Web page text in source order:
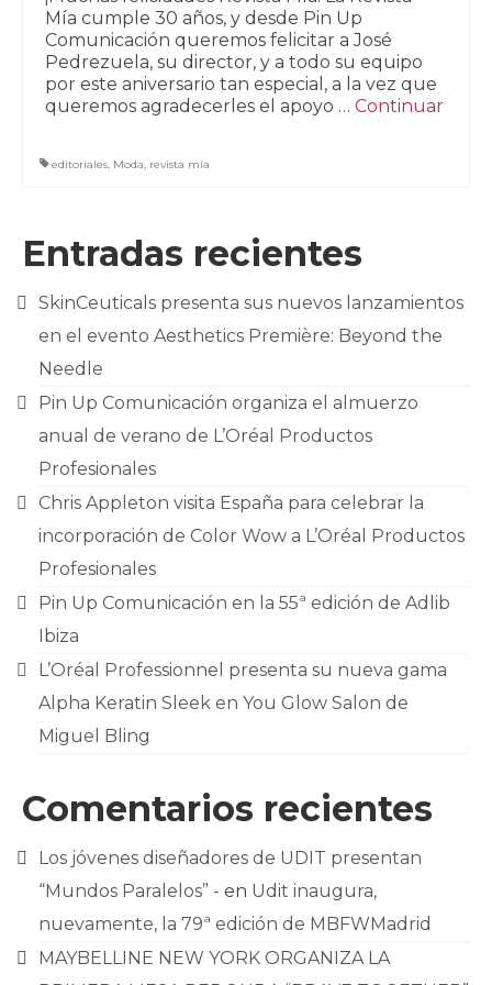
Mía cumple 30 años, y desde Pin Up
Comunicación queremos felicitar a José
Pedrezuela, su director, y a todo su equipo
por este aniversario tan especial, a la vez que
queremos agradecerles el apoyo … Continuar
editoriales, Moda, revista mía
Entradas recientes
SkinCeuticals presenta sus nuevos lanzamientos
en el evento Aesthetics Première: Beyond the
Needle
Pin Up Comunicación organiza el almuerzo
anual de verano de L’Oréal Productos
Profesionales
Chris Appleton visita España para celebrar la
incorporación de Color Wow a L’Oréal Productos
Profesionales
Pin Up Comunicación en la 55ª edición de Adlib
Ibiza
L’Oréal Professionnel presenta su nueva gama
Alpha Keratin Sleek en You Glow Salon de
Miguel Bling
Comentarios recientes
Los jóvenes diseñadores de UDIT presentan
“Mundos Paralelos” - en Udit inaugura,
nuevamente, la 79ª edición de MBFWMadrid
MAYBELLINE NEW YORK ORGANIZA LA